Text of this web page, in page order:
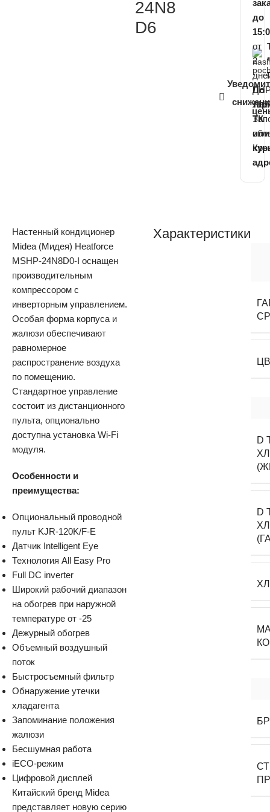
24N8
D6
до
от
2
По
ТК
или
Настенный кондиционер
Midea (Мидея) Heatforce
MSHP-24N8D0-I оснащен
производительным
компрессором с
инверторным управлением.
Особая форма корпуса и
жалюзи обеспечивают
равномерное
распространение воздуха
по помещению.
Стандартное управление
состоит из дистанционного
пульта, опционально
доступна установка Wi-Fi
модуля.
Особенности и
преимущества:
Опциональный проводной
пульт KJR-120K/F-E
Датчик Intelligent Eye
Технология All Easy Pro
Full DC inverter
Широкий рабочий диапазон
на обогрев при наружной
температуре от -25
Дежурный обогрев
Объемный воздушный
поток
Быстросъемный фильтр
Обнаружение утечки
хладагента
Запоминание положения
жалюзи
Бесшумная работа
iECO-режим
Цифровой дисплей
Китайский бренд Midea
представляет новую серию
Характеристики
D
D